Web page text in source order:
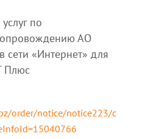
по
АО
сети «Интернет» для
Плюс
order/notice/notice223/c